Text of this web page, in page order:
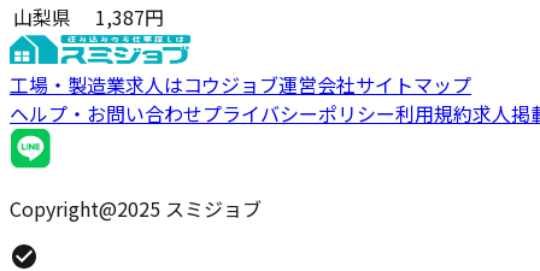
山梨県
1,387円
工場・製造業求人はコウジョブ運営会社サイトマップ
ヘルプ・お問い合わせプライバシーポリシー利用規約求人掲
Copyright@2025 スミジョブ